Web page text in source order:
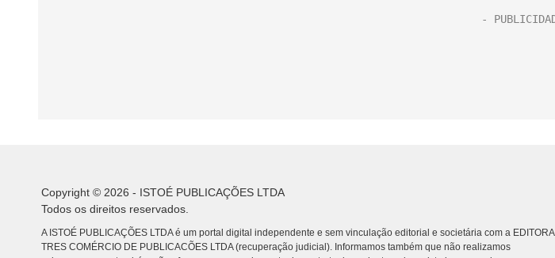
Copyright © 2026 - ISTOÉ PUBLICAÇÕES LTDA
Todos os direitos reservados.
A ISTOÉ PUBLICAÇÕES LTDA é um portal digital independente e sem vinculação editorial e societária com a EDITORA
TRES COMÉRCIO DE PUBLICACÕES LTDA (recuperação judicial). Informamos também que não realizamos